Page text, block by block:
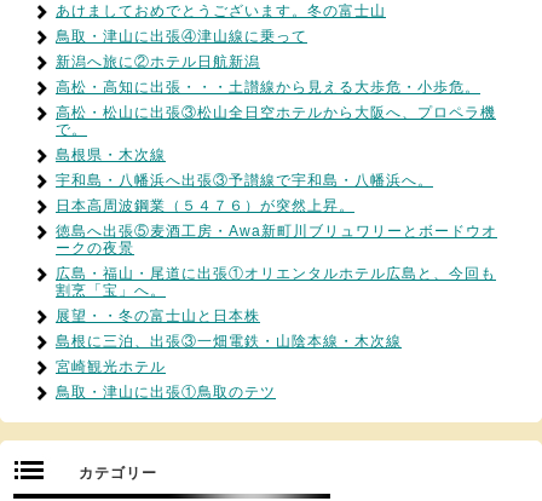
あけましておめでとうございます。冬の富士山
鳥取・津山に出張④津山線に乗って
新潟へ旅に②ホテル日航新潟
高松・高知に出張・・・土讃線から見える大歩危・小歩危。
高松・松山に出張③松山全日空ホテルから大阪へ、プロペラ機
で。
島根県・木次線
宇和島・八幡浜へ出張③予讃線で宇和島・八幡浜へ。
日本高周波鋼業（５４７６）が突然上昇。
徳島へ出張⑤麦酒工房・Awa新町川ブリュワリーとボードウオ
ークの夜景
広島・福山・尾道に出張①オリエンタルホテル広島と、今回も
割烹「宝」へ。
展望・・冬の富士山と日本株
島根に三泊、出張③一畑電鉄・山陰本線・木次線
宮崎観光ホテル
鳥取・津山に出張①鳥取のテツ
カテゴリー